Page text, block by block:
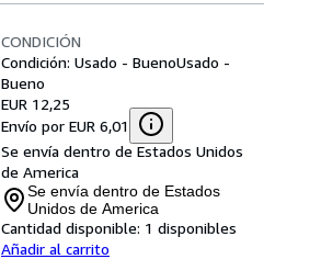
CONDICIÓN
Condición: Usado - BuenoUsado -
Bueno
EUR 12,25
Envío por EUR 6,01
Se envía dentro de Estados Unidos
de America
Se envía dentro de Estados
Unidos de America
Cantidad disponible: 1 disponibles
Añadir al carrito